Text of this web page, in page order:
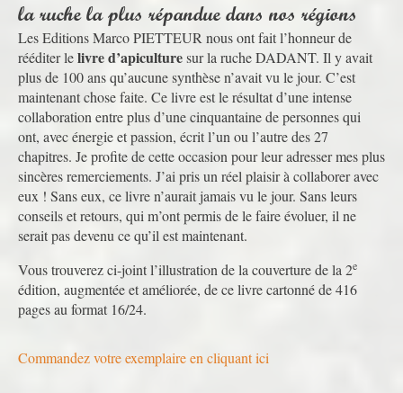
la ruche la plus répandue dans nos régions
Les Editions Marco PIETTEUR nous ont fait l’honneur de
rééditer lelivre d’apiculturesur la ruche DADANT. Il y avait
plus de 100 ans qu’aucune synthèse n’avait vu le jour. C’est
maintenant chose faite. Ce livre est le résultat d’une intense
collaboration entre plus d’une cinquantaine de personnes qui
ont, avec énergie et passion, écrit l’un ou l’autre des 27
chapitres. Je profite de cette occasion pour leur adresser mes plus
sincères remerciements. J’ai pris un réel plaisir à collaborer avec
eux ! Sans eux, ce livre n’aurait jamais vu le jour. Sans leurs
conseils et retours, qui m’ont permis de le faire évoluer, il ne
serait pas devenu ce qu’il est maintenant.
Vous trouverez ci-joint l’illustration de la couverture de la 2e
édition, augmentée et améliorée, de ce livre cartonné de 416
pages au format 16/24.
Commandez votre exemplaire en cliquant ici